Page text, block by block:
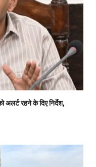
अलर्ट रहने के दिए निर्देश,